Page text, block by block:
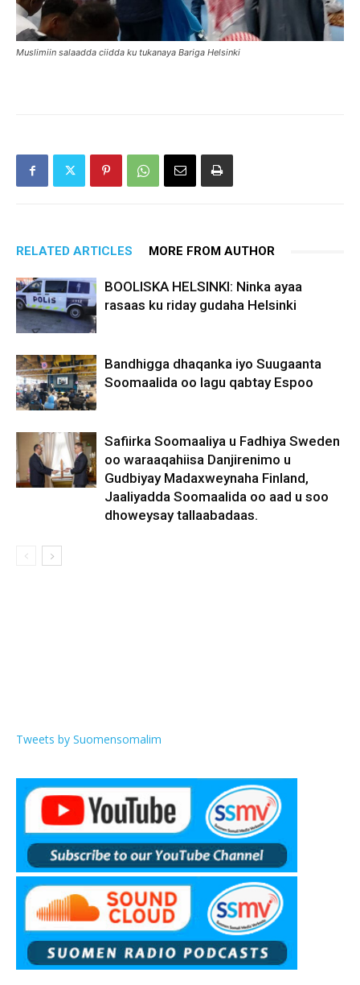
Muslimiin salaadda ciidda ku tukanaya Bariga Helsinki
RELATED ARTICLES MORE FROM AUTHOR
BOOLISKA HELSINKI: Ninka ayaa
rasaas ku riday gudaha Helsinki
Bandhigga dhaqanka iyo Suugaanta
Soomaalida oo lagu qabtay Espoo
Safiirka Soomaaliya u Fadhiya Sweden
oo waraaqahiisa Danjirenimo u
Gudbiyay Madaxweynaha Finland,
Jaaliyadda Soomaalida oo aad u soo
dhoweysay tallaabadaas.
Tweets by Suomensomalim